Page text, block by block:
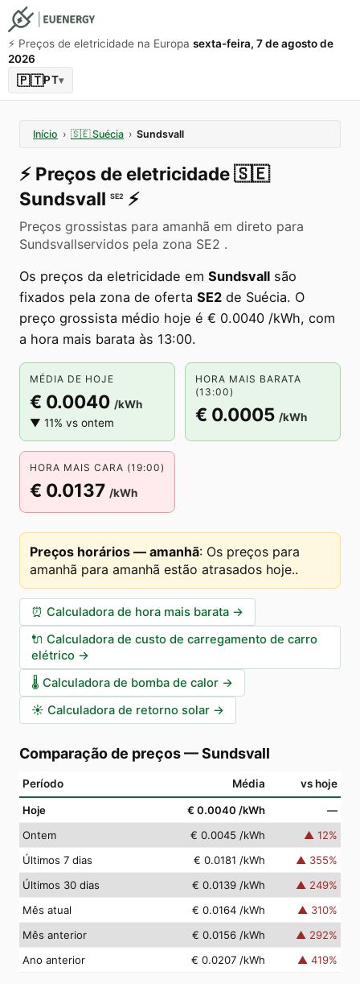
⚡️ Preços de eletricidade na Europa sexta-feira, 7 de agosto de
2026
🇵🇹PT▾
Início › 🇸🇪 Suécia › Sundsvall
⚡️ Preços de eletricidade🇸🇪
Sundsvall SE2 ⚡️
Preços grossistas para amanhã em direto para
Sundsvallservidos pela zona SE2 .
Os preços da eletricidade em Sundsvall são
fixados pela zona de oferta SE2 de Suécia. O
preço grossista médio hoje é € 0.0040 /kWh, com
a hora mais barata às 13:00.
MÉDIA DE HOJE
€ 0.0040 /kWh
▼ 11% vs ontem
HORA MAIS BARATA
(13:00)
€ 0.0005 /kWh
HORA MAIS CARA (19:00)
€ 0.0137 /kWh
Preços horários — amanhã: Os preços para
amanhã para amanhã estão atrasados hoje..
⏰ Calculadora de hora mais barata →
🔌 Calculadora de custo de carregamento de carro
elétrico →
🌡️ Calculadora de bomba de calor →
☀️ Calculadora de retorno solar →
Comparação de preços—Sundsvall
Período Média vs hoje
Hoje € 0.0040 /kWh
—
Ontem
€ 0.0045 /kWh ▲ 12%
Últimos 7 dias
€ 0.0181 /kWh ▲ 355%
Últimos 30 dias
€ 0.0139 /kWh ▲ 249%
Mês atual
€ 0.0164 /kWh ▲ 310%
Mês anterior
€ 0.0156 /kWh ▲ 292%
Ano anterior
€ 0.0207 /kWh ▲ 419%